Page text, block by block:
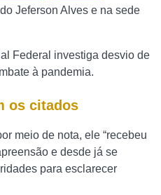
Jeferson Alves e na sede
Federal investiga desvio de
à pandemia.
os citados
meio de nota, ele “recebeu
e desde já se
para esclarecer